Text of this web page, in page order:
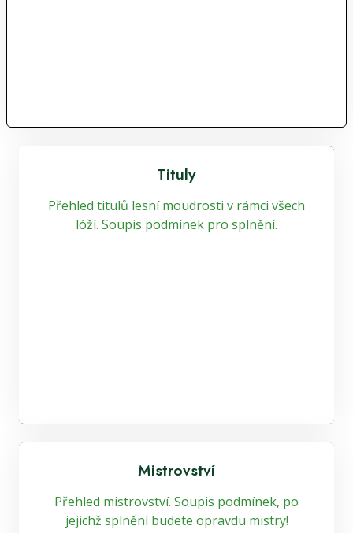
Tituly
Přehled titulů lesní moudrosti v rámci všech
lóží. Soupis podmínek pro splnění.
Mistrovství
Přehled mistrovství. Soupis podmínek, po
jejichž splnění budete opravdu mistry!